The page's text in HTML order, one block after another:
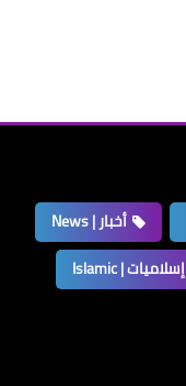
أخبار | News
إسلاميات | Islamic